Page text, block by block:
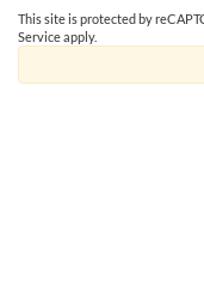
This site is protected by
Serviceapply.